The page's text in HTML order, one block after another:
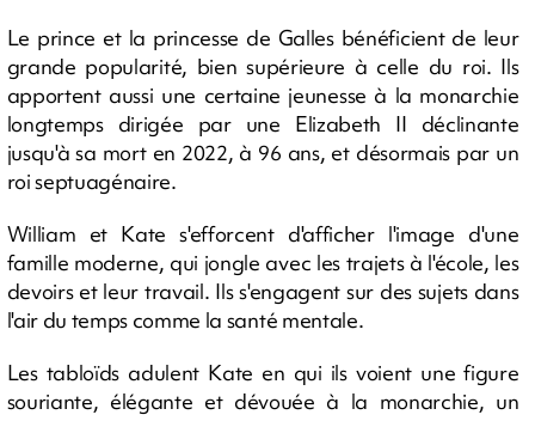
Le prince et la princesse de Galles bénéficient de leur
grande popularité, bien supérieure à celle du roi. Ils
apportent aussi une certaine jeunesse à la monarchie
longtemps dirigée par une Elizabeth II déclinante
jusqu'à sa mort en 2022, à 96 ans, et désormais par un
roi septuagénaire.
William et Kate s'efforcent d'afficher l'image d'une
famille moderne, qui jongle avec les trajets à l'école, les
devoirs et leur travail. Ils s'engagent sur des sujets dans
l'air du temps comme la santé mentale.
Les tabloïds adulent Kate en qui ils voient une figure
souriante, élégante et dévouée à la monarchie, un